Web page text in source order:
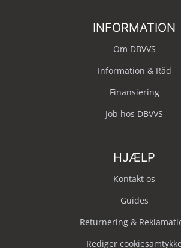
INFORMATION
Om DBVVS
Information & Råd
Finansiering
Job hos DBVVS
HJÆLP
Kontakt os
Guides
Returnering &
Rediger cookiesamtykke